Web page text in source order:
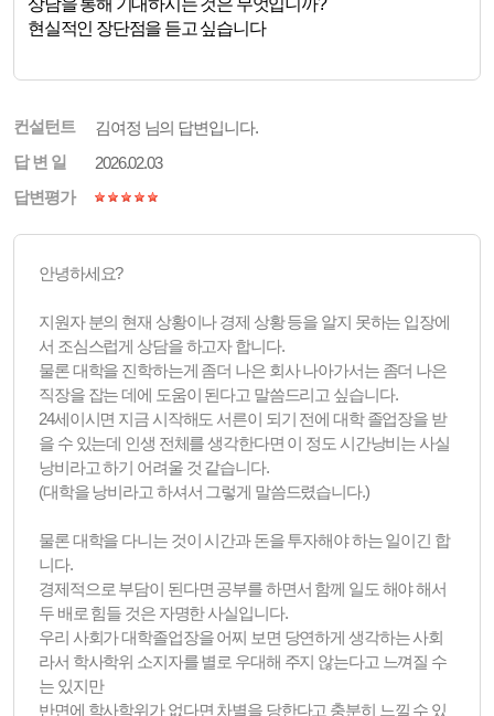
상담을 통해 기대하시는 것은 무엇입니까?
현실적인 장단점을 듣고 싶습니다
컨설턴트
김여정 님의 답변입니다.
답 변 일
2026.02.03
답변평가
안녕하세요?
지원자 분의 현재 상황이나 경제 상황 등을 알지 못하는 입장에
서 조심스럽게 상담을 하고자 합니다.
물론 대학을 진학하는게 좀더 나은 회사 나아가서는 좀더 나은
직장을 잡는 데에 도움이 된다고 말씀드리고 싶습니다.
24세이시면 지금 시작해도 서른이 되기 전에 대학 졸업장을 받
을 수 있는데 인생 전체를 생각한다면 이 정도 시간낭비는 사실
낭비라고 하기 어려울 것 같습니다.
(대학을 낭비라고 하셔서 그렇게 말씀드렸습니다.)
물론 대학을 다니는 것이 시간과 돈을 투자해야 하는 일이긴 합
니다.
경제적으로 부담이 된다면 공부를 하면서 함께 일도 해야 해서
두 배로 힘들 것은 자명한 사실입니다.
우리 사회가 대학졸업장을 어찌 보면 당연하게 생각하는 사회
라서 학사학위 소지자를 별로 우대해 주지 않는다고 느껴질 수
는 있지만
반면에 학사학위가 없다면 차별을 당한다고 충분히 느낄 수 있